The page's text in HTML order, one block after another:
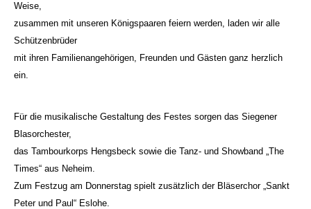
Weise,
zusammen mit unseren Königspaaren feiern werden, laden wir alle
Schützenbrüder
mit ihren Familienangehörigen, Freunden und Gästen ganz herzlich
ein.
Für die musikalische Gestaltung des Festes sorgen das Siegener
Blasorchester,
das Tambourkorps Hengsbeck sowie die Tanz- und Showband „The
Times“ aus Neheim.
Zum Festzug am Donnerstag spielt zusätzlich der Bläserchor „Sankt
Peter und Paul“ Eslohe.